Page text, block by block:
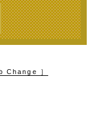
Change ］